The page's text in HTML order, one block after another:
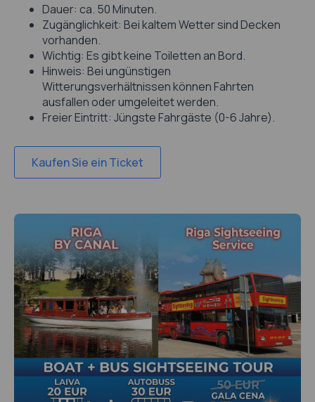
Dauer: ca. 50 Minuten.
Zugänglichkeit: Bei kaltem Wetter sind Decken
vorhanden.
Wichtig: Es gibt keine Toiletten an Bord.
Hinweis: Bei ungünstigen
Witterungsverhältnissen können Fahrten
ausfallen oder umgeleitet werden.
Freier Eintritt: Jüngste Fahrgäste (0-6 Jahre).
Kaufen Sie ein Ticket